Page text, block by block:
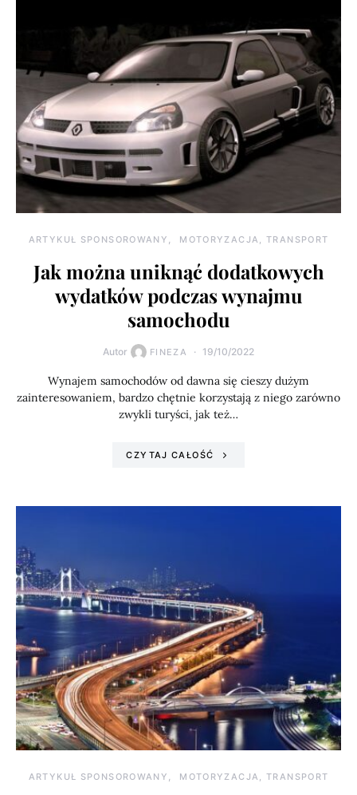
ARTYKUŁ SPONSOROWANY MOTORYZACJA, TRANSPORT
Jak można uniknąć dodatkowych
wydatków podczas wynajmu
samochodu
Autor FINEZA 19/10/2022
Wynajem samochodów od dawna się cieszy dużym
zainteresowaniem, bardzo chętnie korzystają z niego zarówno
zwykli turyści, jak też…
CZYTAJ CAŁOŚĆ
ARTYKUŁ SPONSOROWANY MOTORYZACJA, TRANSPORT